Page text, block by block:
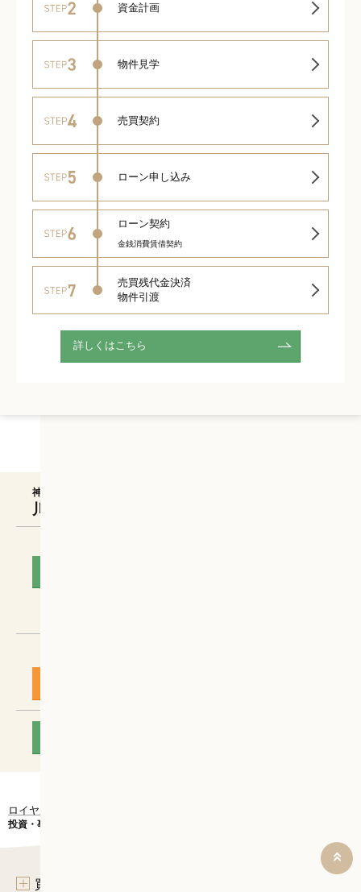
資金計画
物件見学
売買契約
ローン申し込み
ローン契約
金銭消費賃借契約
売買残代金決済
物件引渡
詳しくはこちら
神奈川ロイヤル株式会社
川崎アゼリア
ロイヤルハウジンググループの仲介
投資・事業用
買いたい